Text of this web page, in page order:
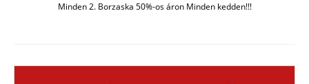
Minden 2. Borzaska 50%-os áron Minden kedden!!!